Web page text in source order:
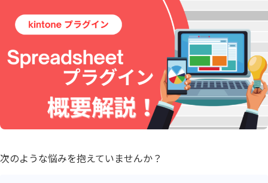
次のような悩みを抱えていませんか？